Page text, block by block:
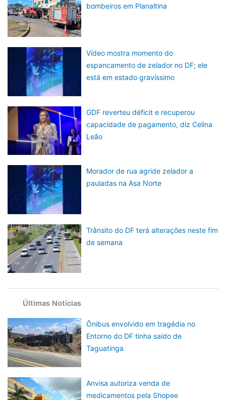
bombeiros em Planaltina
Vídeo mostra momento do
espancamento de zelador no DF; ele
está em estado gravíssimo
GDF reverteu déficit e recuperou
capacidade de pagamento, diz Celina
Leão
Morador de rua agride zelador a
pauladas na Asa Norte
Trânsito do DF terá alterações neste fim
de semana
Últimas Notícias
Ônibus envolvido em tragédia no
Entorno do DF tinha saído de
Taguatinga
Anvisa autoriza venda de
medicamentos pela Shopee